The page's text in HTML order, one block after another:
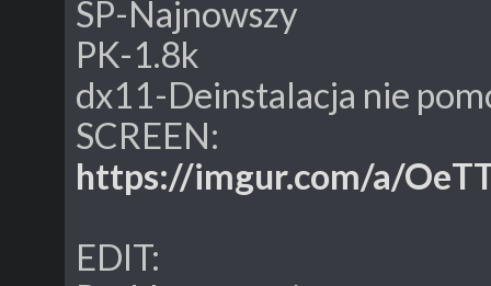
SP-Najnowszy
PK-1.8k
dx11-Deinstalacja nie
SCREEN:
https://imgur.com/a/
EDIT: